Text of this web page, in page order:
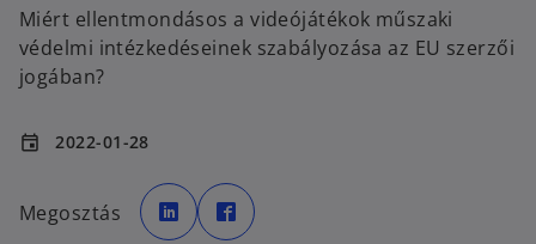
Miért ellentmondásos a videójátékok műszaki
védelmi intézkedéseinek szabályozása az EU szerzői
jogában?
event 2022-01-28
Megosztás
o
p
e
n
p
e